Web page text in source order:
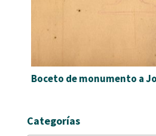
Boceto de monumento a
Categorías